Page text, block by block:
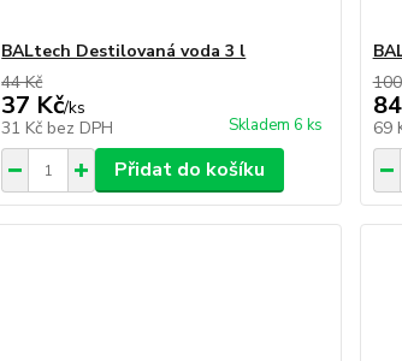
BALtech Destilovaná voda 3 l
44 Kč
37 Kč/ks
31 Kč bez DPH Skladem 6 ks
Přidat do košíku
69